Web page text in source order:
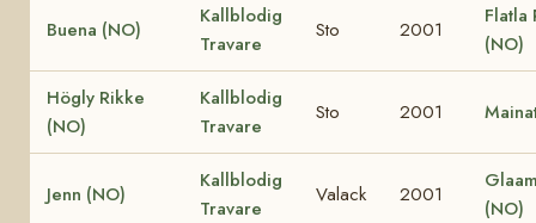
Buena (NO)
Kallblodig
Travare
Sto 2001
Flatla
(NO)
Högly Rikke
(NO)
Kallblodig
Travare
Sto 2001
Jenn (NO)
Kallblodig
Travare
Valack 2001
(NO)